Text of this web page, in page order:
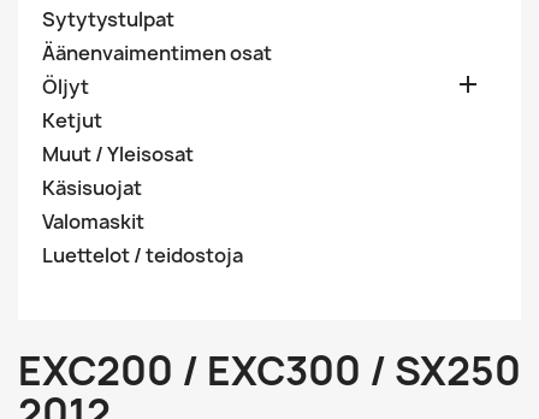
Sytytystulpat
Äänenvaimentimen osat
Öljyt

Ketjut
Muut / Yleisosat
Käsisuojat
Valomaskit
Luettelot / teidostoja
EXC200 / EXC300 / SX250